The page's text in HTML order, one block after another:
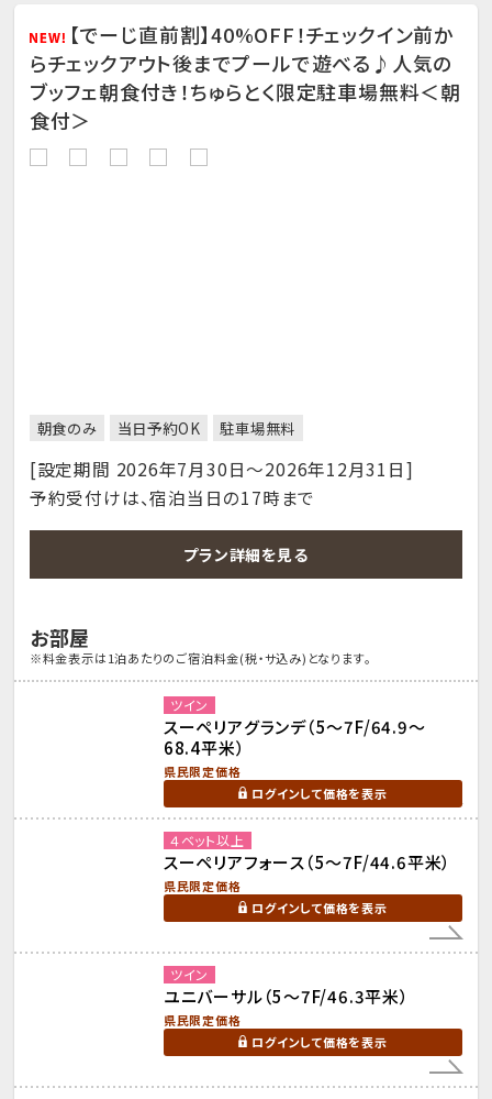
【でーじ直前割】40%OFF！チェックイン前か
らチェックアウト後までプールで遊べる♪人気の
ブッフェ朝食付き！ちゅらとく限定駐車場無料＜朝
食付＞
朝食のみ 当日予約OK 駐車場無料
[設定期間 2026年7月30日～2026年12月31日]
予約受付けは、宿泊当日の17時まで
プラン詳細を見る
お部屋
※料金表示は1泊あたりのご宿泊料金(税・サ込み)となります。
ツイン
スーペリアグランデ（5～7F/64.9～
68.4平米）
県民限定価格
ログインして価格を表示
４ベット以上
スーペリアフォース（5～7F/44.6平米）
県民限定価格
ログインして価格を表示
ツイン
ユニバーサル（5～7F/46.3平米）
県民限定価格
ログインして価格を表示